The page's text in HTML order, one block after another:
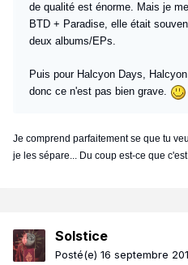
de qualité est énorme. Mais je
BTD + Paradise, elle était
deux albums/EPs.
Puis pour Halcyon Days,
donc ce n'est pas bien grave.
Je comprend parfaitement se que tu
je les sépare... Du coup est-ce que
Solstice
Posté(e) 16 septembre